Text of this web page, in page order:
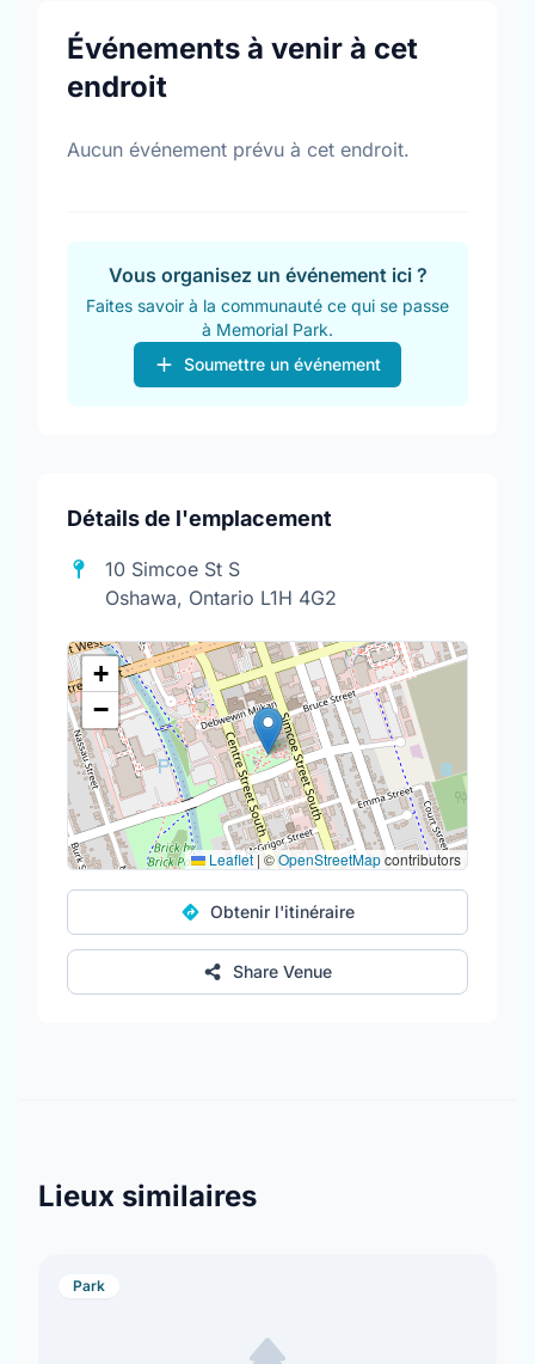
Événements à venir à cet
endroit
Aucun événement prévu à cet endroit.
Vous organisez un événement ici ?
Faites savoir à la communauté ce qui se passe
à Memorial Park.
Soumettre un événement
Détails de l'emplacement
10 Simcoe St S
Oshawa, Ontario L1H 4G2
+
−
Leaflet | ©OpenStreetMapcontributors
Obtenir l'itinéraire
Share Venue
Lieux similaires
Park